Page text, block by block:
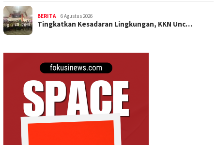
BERITA 6 Agustus 2026
Tingkatkan Kesadaran Lingkungan, KKN Unc…